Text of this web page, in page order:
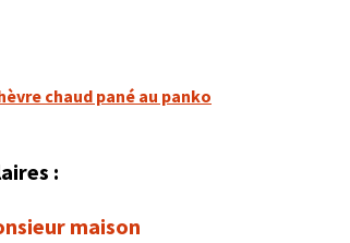
chaud pané au panko
:
maison